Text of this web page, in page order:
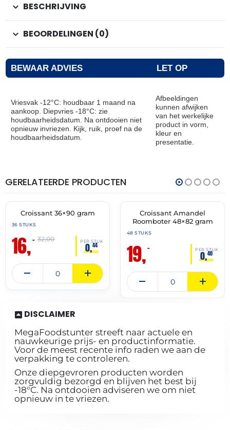
BESCHRIJVING
BEOORDELINGEN (0)
BEWAAR ADVIES LET OP
Vriesvak -12°C: houdbaar 1 maand na
aankoop. Diepvries -18°C: zie
houdbaarheidsdatum. Na ontdooien niet
opnieuw invriezen. Kijk, ruik, proef na de
houdbaarheidsdatum.
Afbeeldingen
kunnen afwijken
van het werkelijke
product in vorm,
kleur en
presentatie.
GERELATEERDE PRODUCTEN
🔥 OP=OP
THT:
30-
Croissant 36×90 gram
36 STUKS
16,– PER STUK
0,44
32,00
🔥 OP=OP
Croissant Amandel
Roomboter 48×82 gram
48 STUKS
19,– PER STUK
0,40
DISCLAIMER
MegaFoodstunter streeft naar actuele en
nauwkeurige prijs- en productinformatie.
Voor de meest recente info raden we aan de
verpakking te controleren.
Onze diepgevroren producten worden
zorgvuldig bezorgd en blijven het best bij
-18°C. Na ontdooien adviseren we om niet
opnieuw in te vriezen.